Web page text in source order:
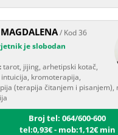
/ Kod 36
je slobodan
tarot, jijing, arhetipski kotač,
kromoterapija,
(terapija čitanjem i pisanjem),
tel:0,93€ - mob:1,12€ min